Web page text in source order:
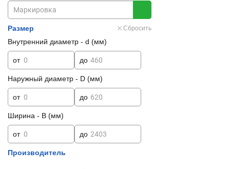
Размер Сбросить
Внутренний диаметр - d (мм)
от до
Наружный диаметр - D (мм)
от до
Ширина - B (мм)
от до
Производитель